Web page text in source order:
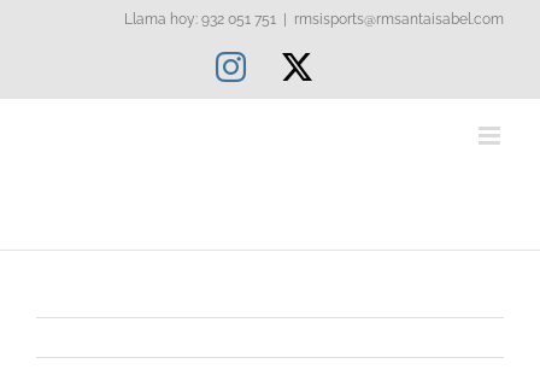
Llama hoy: 932 051 751 rmsisports@rmsantaisabel.com
Instagram